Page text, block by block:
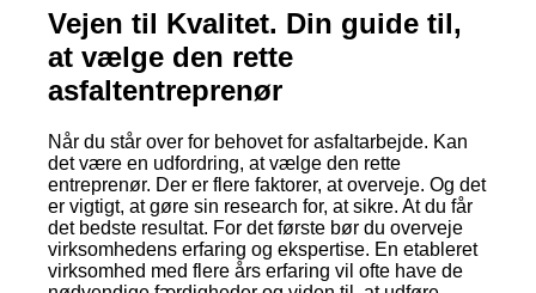
Vejen til Kvalitet. Din guide til,
at vælge den rette
asfaltentreprenør
Når du står over for behovet for asfaltarbejde. Kan
det være en udfordring, at vælge den rette
entreprenør. Der er flere faktorer, at overveje. Og det
er vigtigt, at gøre sin research for, at sikre. At du får
det bedste resultat. For det første bør du overveje
virksomhedens erfaring og ekspertise. En etableret
virksomhed med flere års erfaring vil ofte have de